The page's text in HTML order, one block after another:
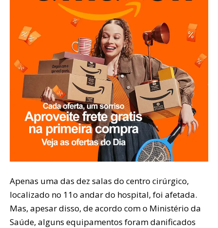
Apenas uma das dez salas do centro cirúrgico,
localizado no 11o andar do hospital, foi afetada.
Mas, apesar disso, de acordo com o Ministério da
Saúde, alguns equipamentos foram danificados